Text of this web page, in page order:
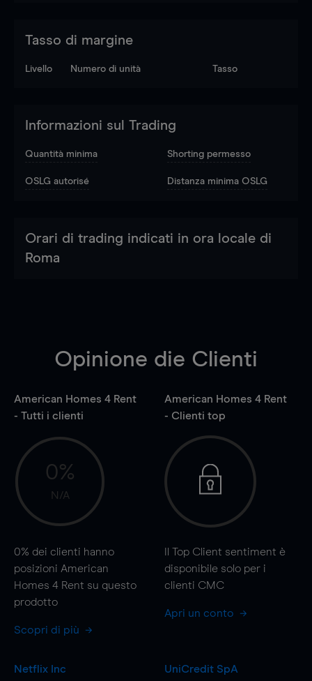
Tasso di margine
Livello Numero di unità Tasso
Informazioni sul Trading
Quantità minima Shorting permesso
OSLG autorisé Distanza minima OSLG
Orari di trading indicati in ora locale di
Roma
Opinione die Clienti
American Homes 4 Rent
- Tutti i clienti
0%
N/A
0% dei clienti hanno
posizioni American
Homes 4 Rent su questo
prodotto
Scopri di più
American Homes 4 Rent
- Clienti top
Il Top Client sentiment è
disponibile solo per i
clienti CMC
Apri un conto
Netflix Inc
UniCredit SpA